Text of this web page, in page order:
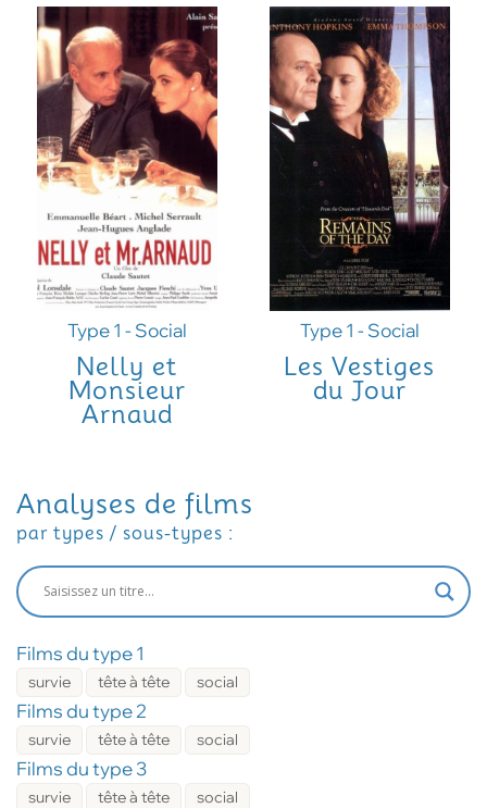
Type 1 - Social
Nelly et
Monsieur
Arnaud
Type 1 - Social
Les Vestiges
du Jour
Analyses de films
par types / sous-types :
Films du type 1
survie tête à tête social
Films du type 2
survie tête à tête social
Films du type 3
survie tête à tête social